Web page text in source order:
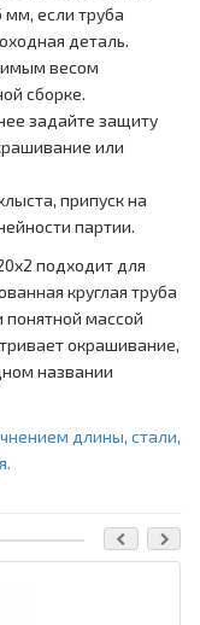
мм, если труба
деталь.
весом
сборке.
задайте защиту
или
припуск на
партии.
подходит для
круглая труба
понятной массой
окрашивание,
названии
длины, стали,